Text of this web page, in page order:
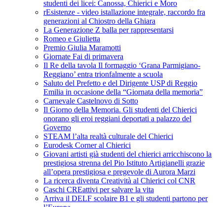
studenti dei licei: Canossa, Chierici e Moro
rEsistenze - video istallazione integrale, raccordo fra
generazioni al Chiostro della Ghiara
La Generazione Z balla per rappresentarsi
Romeo e Giulietta
Premio Giulia Maramotti
Giornate Fai di primavera
Il Re della tavola Il formaggio ‘Grana Parmigiano-
Reggiano’ entra trionfalmente a scuola
Saluto del Prefetto e del Dirigente USP di Reggio
Emilia in occasione della “Giornata della memoria”
Carnevale Castelnovo di Sotto
Il Giorno della Memoria. Gli studenti del Chierici
onorano gli eroi reggiani deportati a palazzo del
Governo
STEAM l’alta realtà culturale del Chierici
Eurodesk Corner al Chierici
Giovani artisti già studenti del chierici arricchiscono la
prestigiosa strenna del Pio Istituto Artigianelli grazie
all’opera prestigiosa e pregevole di Aurora Marzi
La ricerca diventa Creatività al Chierici col CNR
Caschi CREattivi per salvare la vita
Arriva il DELF scolaire B1 e gli studenti partono per